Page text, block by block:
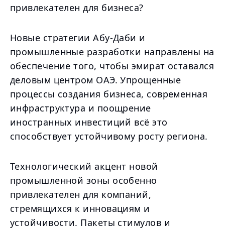
привлекателен для бизнеса?
Новые стратегии Абу-Даби и
промышленные разработки направлены на
обеспечение того, чтобы эмират оставался
деловым центром ОАЭ. Упрощенные
процессы создания бизнеса, современная
инфраструктура и поощрение
иностранных инвестиций всё это
способствует устойчивому росту региона.
Технологический акцент новой
промышленной зоны особенно
привлекателен для компаний,
стремящихся к инновациям и
устойчивости. Пакеты стимулов и